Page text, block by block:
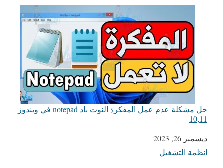
حل مشكلة عدم عمل المفكرة النوت باد notepad في ويندوز
10,11
التاريخ
ديسمبر 26, 2023
في ما يتعلق بما يأتي
انظمة التشغيل